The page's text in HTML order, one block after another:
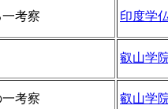
考察 印度学
叡山学
考察 叡山学